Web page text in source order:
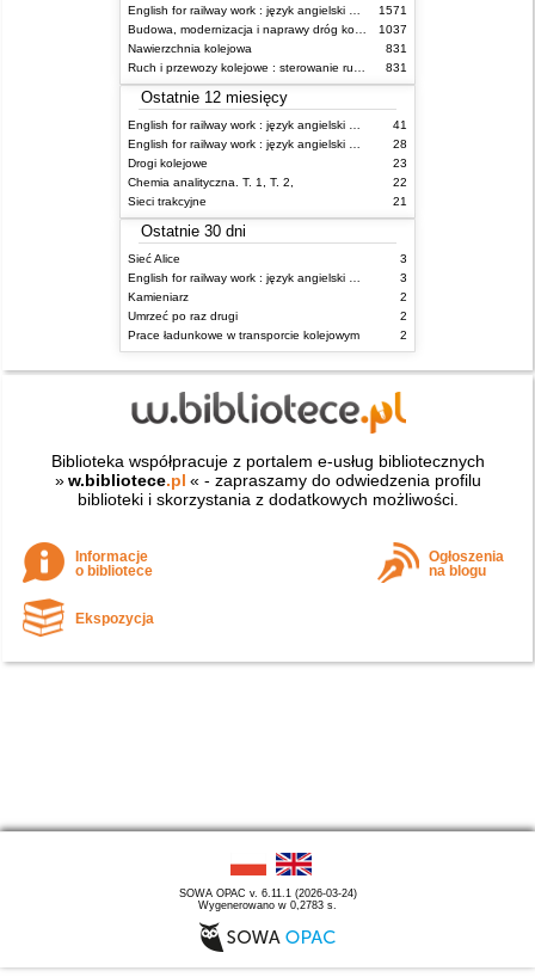
English for railway work : język angielski dla kolejarzy - podręcznik dla zaawansowanych
1571
Budowa, modernizacja i naprawy dróg kolejowych
1037
Nawierzchnia kolejowa
831
Ruch i przewozy kolejowe : sterowanie ruchem
831
Ostatnie 12 miesięcy
English for railway work : język angielski dla kolejarzy - podręcznik dla zaawansowanych
41
English for railway work : język angielski dla kolejarzy - podręcznik dla początkujących
28
Drogi kolejowe
23
Chemia analityczna. T. 1, T. 2,
22
Sieci trakcyjne
21
Ostatnie 30 dni
Sieć Alice
3
English for railway work : język angielski dla kolejarzy - podręcznik dla zaawansowanych
3
Kamieniarz
2
Umrzeć po raz drugi
2
Prace ładunkowe w transporcie kolejowym
2
Biblioteka współpracuje z portalem e-usług bibliotecznych
» w.bibliotece.pl « - zapraszamy do odwiedzenia profilu
biblioteki i skorzystania z dodatkowych możliwości.
Informacje
o bibliotece
Ogłoszenia
na blogu
Ekspozycja
SOWA OPAC v. 6.11.1 (2026-03-24)
Wygenerowano w 0,2783 s.